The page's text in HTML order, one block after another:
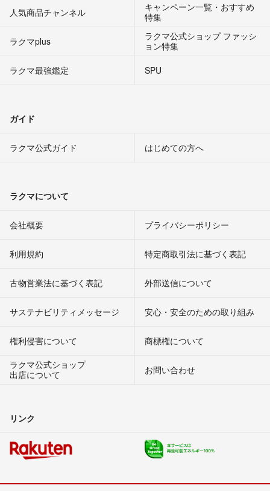
人気商品チャンネル
キャンペーン一覧・おすすめ
特集
ラクマplus
ラクマ公式ショップ ファッシ
ョン特集
ラクマ最強鑑定
SPU
ガイド
ラクマ公式ガイド はじめての方へ
ラクマについて
会社概要 プライバシーポリシー
利用規約 特定商取引法に基づく表記
古物営業法に基づく表記 外部送信について
サステナビリティメッセージ 安心・安全のための取り組み
権利侵害について
商標権について
ラクマ公式ショップ
出店について
お問い合わせ
リンク